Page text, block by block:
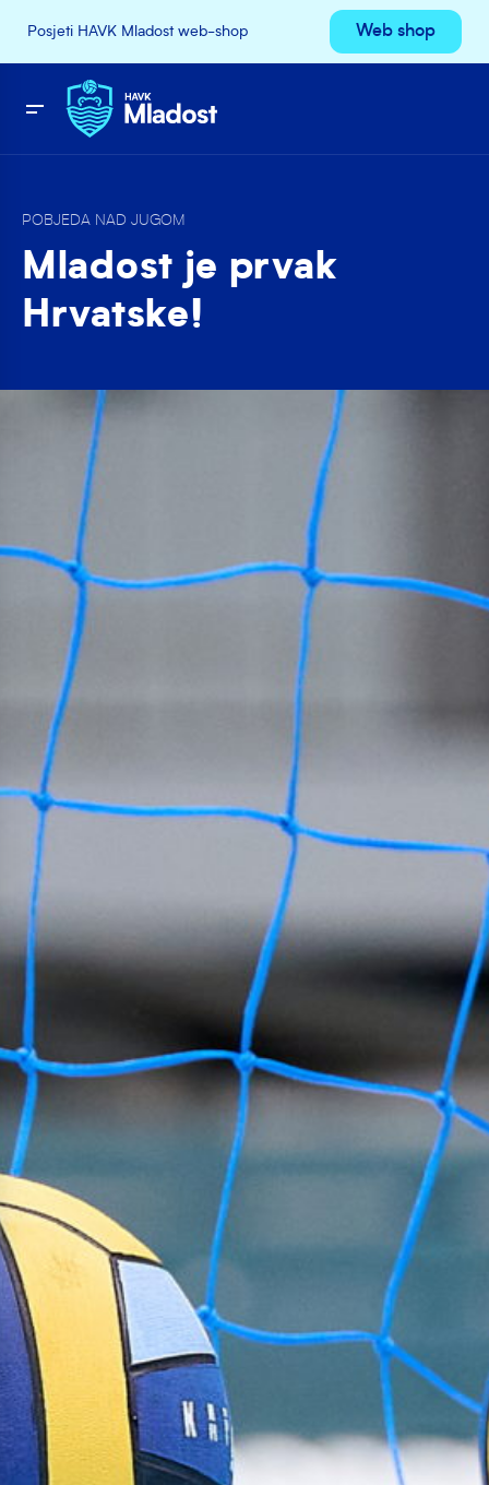
Posjeti HAVK Mladost web-shop Web shop
POBJEDA NAD JUGOM
Mladost je prvak
Hrvatske!